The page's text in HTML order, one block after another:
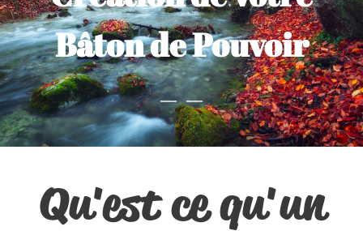
Bâton de Pouvoir
Qu'est ce qu'un